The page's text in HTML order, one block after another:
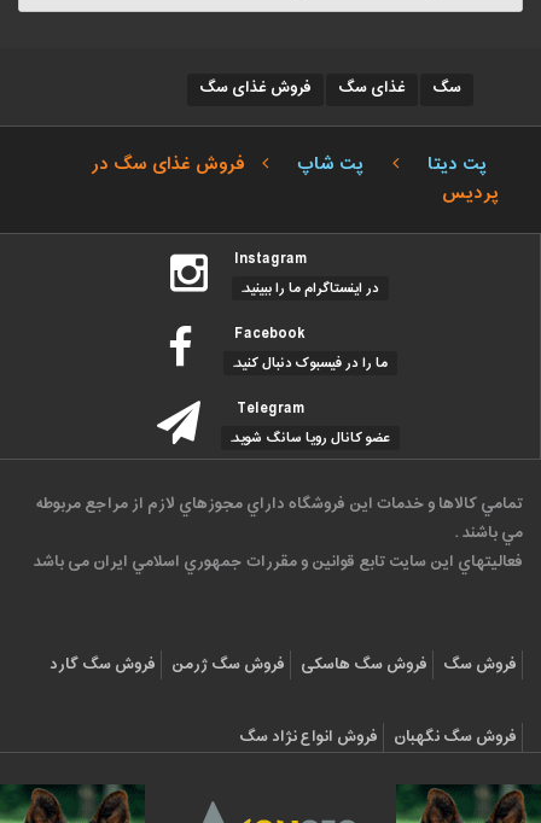
سگ غذای سگ فروش غذای سگ
پت دیتا پت شاپ
فروش غذای سگ در
پردیس
Instagram
در اینستاگرام ما را ببینید.
Facebook
ما را در فیسبوک دنبال کنید.
Telegram
عضو کانال رویا سانگ شوید.
تمامي كالاها و خدمات اين فروشگاه داراي مجوزهاي لازم از مراجع مربوطه
مي باشند .
فعاليتهاي اين سايت تابع قوانين و مقررات جمهوري اسلامي ايران می باشد
فروش سگ فروش سگ هاسکی فروش سگ ژرمن فروش سگ گارد
فروش سگ نگهبان فروش انواع نژاد سگ